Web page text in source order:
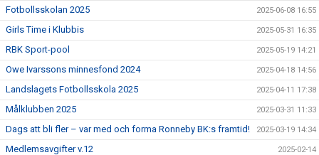
Fotbollsskolan 2025 2025-06-08 16:55
Girls Time i Klubbis 2025-05-31 16:35
RBK Sport-pool 2025-05-19 14:21
Owe Ivarssons minnesfond 2024 2025-04-18 14:56
Landslagets Fotbollsskola 2025 2025-04-11 17:38
Målklubben 2025 2025-03-31 11:33
Dags att bli fler – var med och forma Ronneby BK:s framtid! 2025-03-19 14:34
Medlemsavgifter v.12 2025-02-14